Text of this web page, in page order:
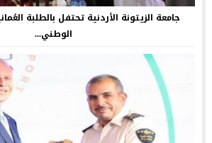
جامعة الزيتونة الأردنية تحتفل بالطلبة
الوطني...